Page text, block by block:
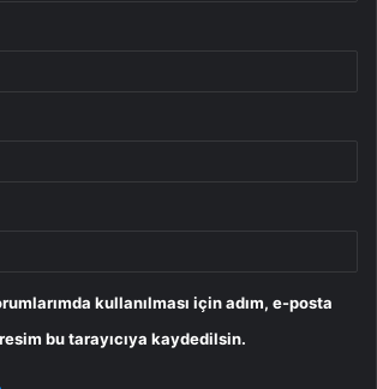
kullanılması için adım, e-posta
bu tarayıcıya kaydedilsin.